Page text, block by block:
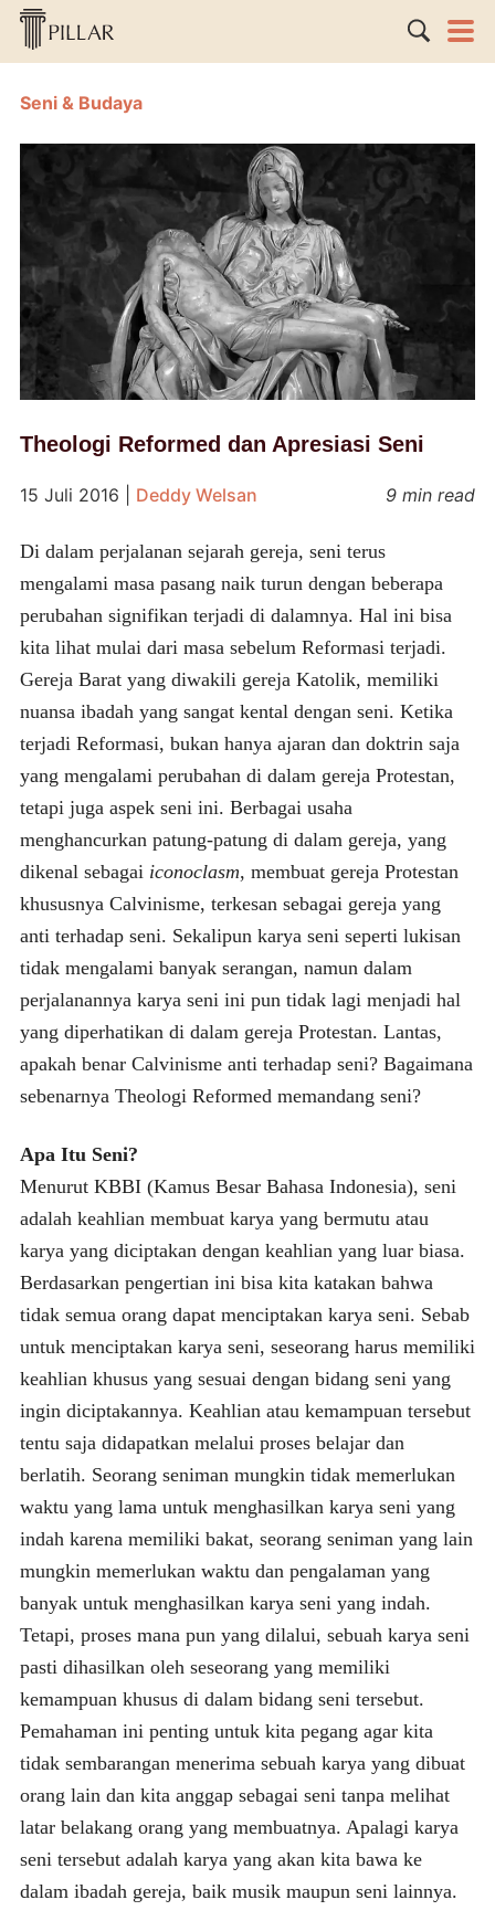
Seni & Budaya
Theologi Reformed dan Apresiasi Seni
15 Juli 2016 Deddy Welsan 9 min read
Di dalam perjalanan sejarah gereja, seni terus
mengalami masa pasang naik turun dengan beberapa
perubahan signifikan terjadi di dalamnya. Hal ini bisa
kita lihat mulai dari masa sebelum Reformasi terjadi.
Gereja Barat yang diwakili gereja Katolik, memiliki
nuansa ibadah yang sangat kental dengan seni. Ketika
terjadi Reformasi, bukan hanya ajaran dan doktrin saja
yang mengalami perubahan di dalam gereja Protestan,
tetapi juga aspek seni ini. Berbagai usaha
menghancurkan patung-patung di dalam gereja, yang
dikenal sebagai iconoclasm, membuat gereja Protestan
khususnya Calvinisme, terkesan sebagai gereja yang
anti terhadap seni. Sekalipun karya seni seperti lukisan
tidak mengalami banyak serangan, namun dalam
perjalanannya karya seni ini pun tidak lagi menjadi hal
yang diperhatikan di dalam gereja Protestan. Lantas,
apakah benar Calvinisme anti terhadap seni? Bagaimana
sebenarnya Theologi Reformed memandang seni?
Apa Itu Seni?
Menurut KBBI (Kamus Besar Bahasa Indonesia), seni
adalah keahlian membuat karya yang bermutu atau
karya yang diciptakan dengan keahlian yang luar biasa.
Berdasarkan pengertian ini bisa kita katakan bahwa
tidak semua orang dapat menciptakan karya seni. Sebab
untuk menciptakan karya seni, seseorang harus memiliki
keahlian khusus yang sesuai dengan bidang seni yang
ingin diciptakannya. Keahlian atau kemampuan tersebut
tentu saja didapatkan melalui proses belajar dan
berlatih. Seorang seniman mungkin tidak memerlukan
waktu yang lama untuk menghasilkan karya seni yang
indah karena memiliki bakat, seorang seniman yang lain
mungkin memerlukan waktu dan pengalaman yang
banyak untuk menghasilkan karya seni yang indah.
Tetapi, proses mana pun yang dilalui, sebuah karya seni
pasti dihasilkan oleh seseorang yang memiliki
kemampuan khusus di dalam bidang seni tersebut.
Pemahaman ini penting untuk kita pegang agar kita
tidak sembarangan menerima sebuah karya yang dibuat
orang lain dan kita anggap sebagai seni tanpa melihat
latar belakang orang yang membuatnya. Apalagi karya
seni tersebut adalah karya yang akan kita bawa ke
dalam ibadah gereja, baik musik maupun seni lainnya.